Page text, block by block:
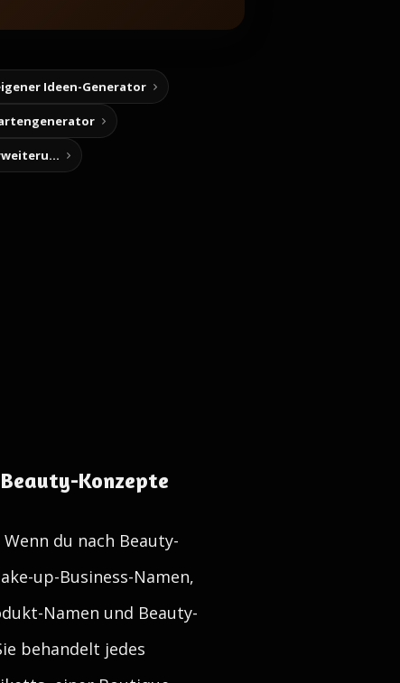
Ideen-Generator
Story-Notizen (Chrome-Erweiterung)
Konzepte
du nach Beauty-
up-Business-Namen,
Namen und Beauty-
behandelt jedes